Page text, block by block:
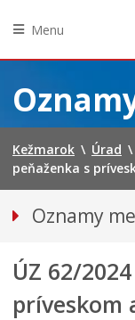
obsah
Menu
Kežmarok \ Úrad \
peňaženka s
Oznamy
BEZPEČNOSŤ
STRATY A NÁLEZY
ÚZ 62/
príveskom